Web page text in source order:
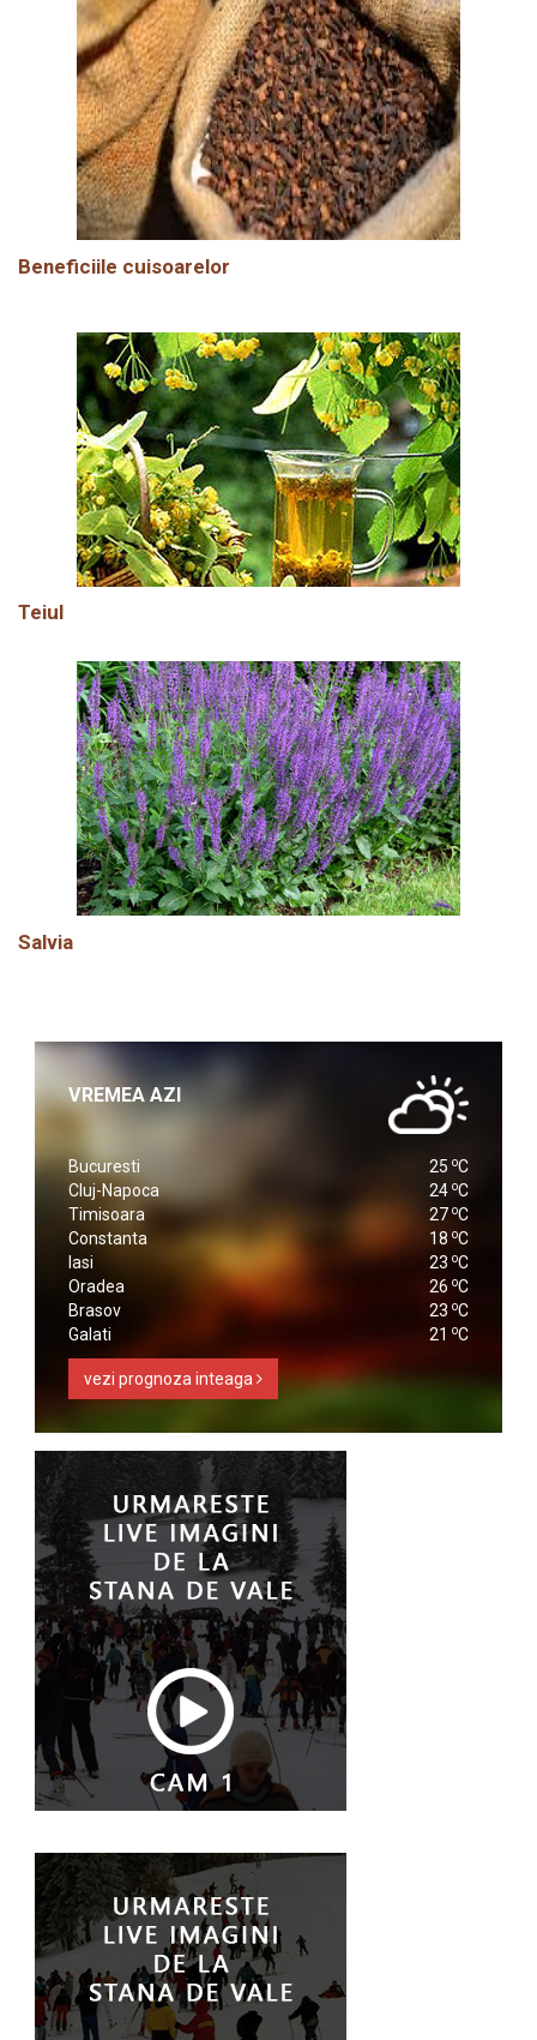
Beneficiile cuisoarelor
Teiul
Salvia
VREMEA AZI
Bucuresti 25 oC
Cluj-Napoca
24 oC
Timisoara
27 oC
Constanta
18 oC
Iasi
23 oC
Oradea
26 oC
Brasov
23 oC
Galati
21 oC
vezi prognoza inteaga